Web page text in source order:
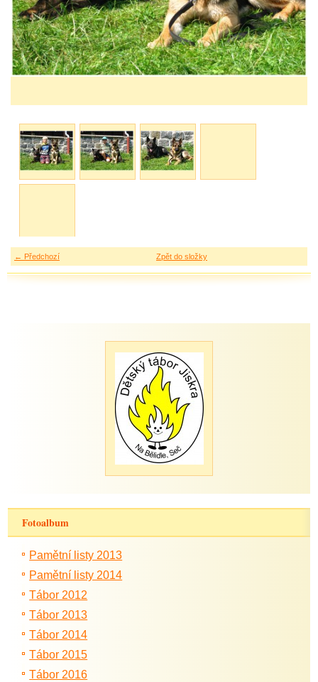
← Předchozí Zpět do složky
Fotoalbum
Pamětní listy 2013
Pamětní listy 2014
Tábor 2012
Tábor 2013
Tábor 2014
Tábor 2015
Tábor 2016